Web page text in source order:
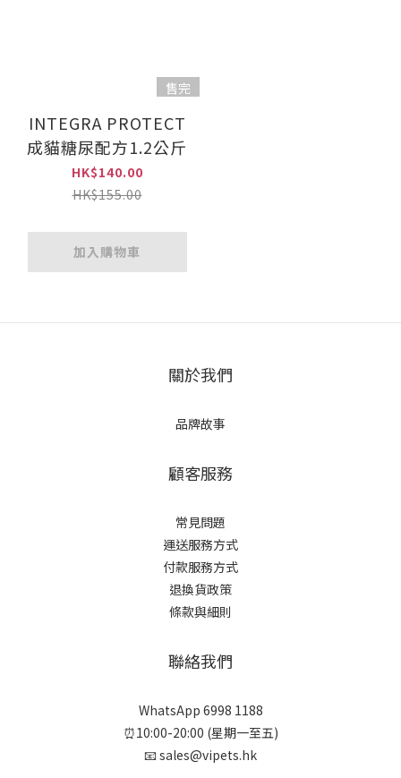
售完
INTEGRA PROTECT
成貓糖尿配方1.2公斤
HK$140.00
HK$155.00
加入購物車
關於我們
品牌故事
顧客服務
常見問題
運送服務方式
付款服務方式
退換貨政策
條款與細則
聯絡我們
WhatsApp 6998 1188
⏰10:00-20:00 (星期一至五)
📧 sales@vipets.hk